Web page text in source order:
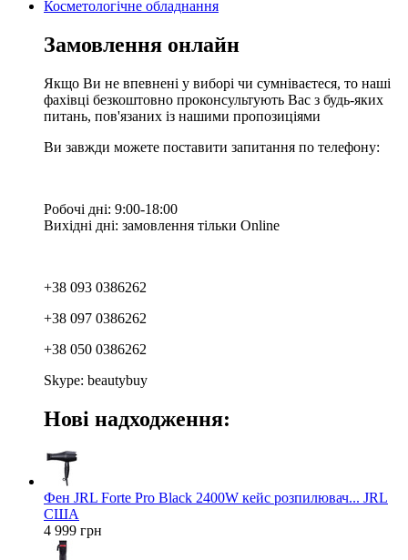
Косметологічне обладнання
Замовлення онлайн
Якщо Ви не впевнені у виборі чи сумніваєтеся, то наші
фахівці безкоштовно проконсультують Вас з будь-яких
питань, пов'язаних із нашими пропозиціями
Ви завжди можете поставити запитання по телефону:
Робочі дні: 9:00-18:00
Вихідні дні: замовлення тільки Online
+38 093 0386262
+38 097 0386262
+38 050 0386262
Skype: beautybuy
Нові надходження:
Фен JRL Forte Pro Black 2400W кейс розпилювач... JRL
США
4 999 грн